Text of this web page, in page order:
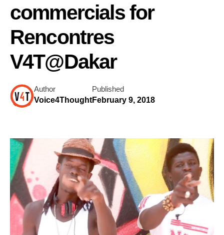
commercials for
Rencontres
V4T@Dakar
Author
Voice4Thought
Published
February 9, 2018